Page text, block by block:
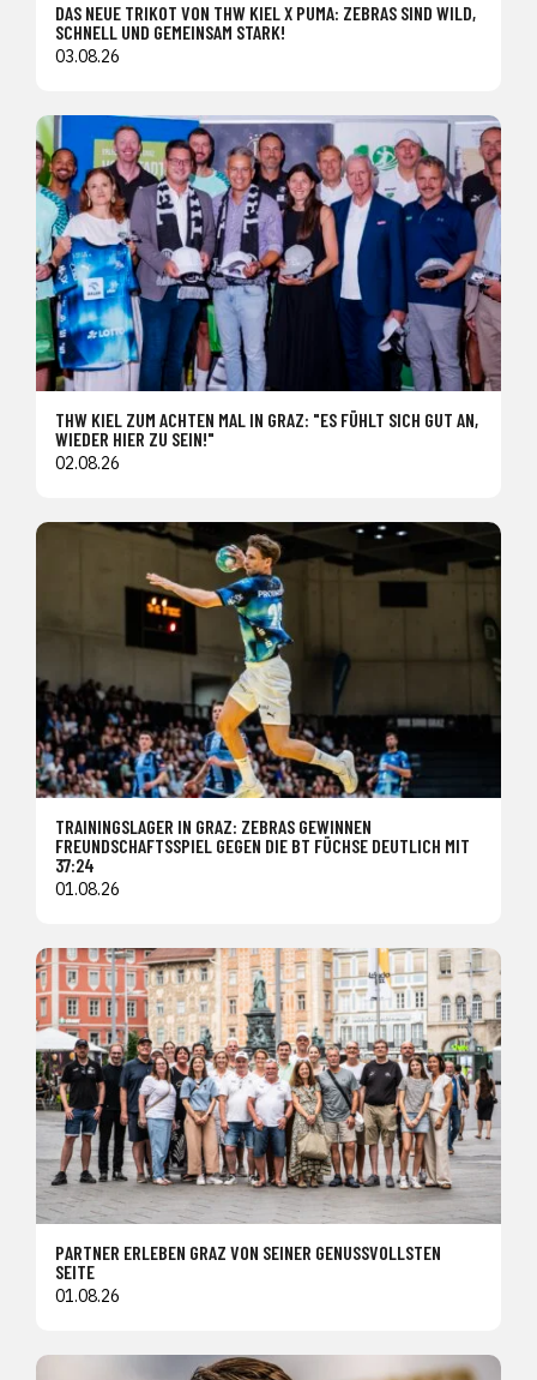
DAS NEUE TRIKOT VON THW KIEL X PUMA: ZEBRAS SIND WILD,
SCHNELL UND GEMEINSAM STARK!
03.08.26
THW KIEL ZUM ACHTEN MAL IN GRAZ: "ES FÜHLT SICH GUT AN,
WIEDER HIER ZU SEIN!"
02.08.26
TRAININGSLAGER IN GRAZ: ZEBRAS GEWINNEN
FREUNDSCHAFTSSPIEL GEGEN DIE BT FÜCHSE DEUTLICH MIT
37:24
01.08.26
PARTNER ERLEBEN GRAZ VON SEINER GENUSSVOLLSTEN
SEITE
01.08.26